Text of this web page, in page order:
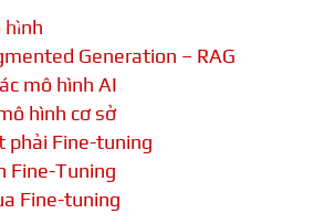
hình
Generation – RAG
mô hình AI
hình cơ sở
phải Fine-tuning
Fine-Tuning
Fine-tuning